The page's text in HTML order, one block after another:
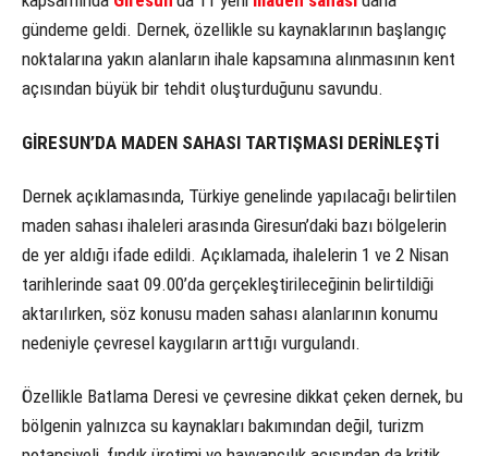
gündeme geldi. Dernek, özellikle su kaynaklarının başlangıç
noktalarına yakın alanların ihale kapsamına alınmasının kent
açısından büyük bir tehdit oluşturduğunu savundu.
GİRESUN’DA MADEN SAHASI TARTIŞMASI DERİNLEŞTİ
Dernek açıklamasında, Türkiye genelinde yapılacağı belirtilen
maden sahası ihaleleri arasında Giresun’daki bazı bölgelerin
de yer aldığı ifade edildi. Açıklamada, ihalelerin 1 ve 2 Nisan
tarihlerinde saat 09.00’da gerçekleştirileceğinin belirtildiği
aktarılırken, söz konusu maden sahası alanlarının konumu
nedeniyle çevresel kaygıların arttığı vurgulandı.
Özellikle Batlama Deresi ve çevresine dikkat çeken dernek, bu
bölgenin yalnızca su kaynakları bakımından değil, turizm